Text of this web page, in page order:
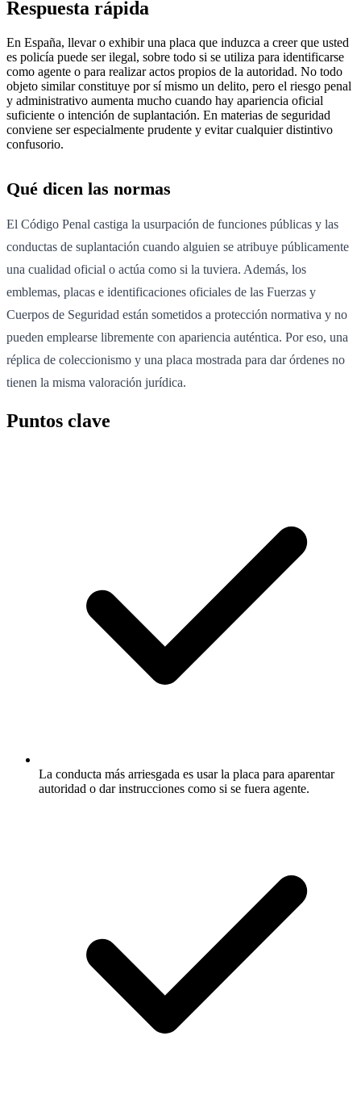
Respuesta rápida
En España, llevar o exhibir una placa que induzca a creer que usted
es policía puede ser ilegal, sobre todo si se utiliza para identificarse
como agente o para realizar actos propios de la autoridad. No todo
objeto similar constituye por sí mismo un delito, pero el riesgo penal
y administrativo aumenta mucho cuando hay apariencia oficial
suficiente o intención de suplantación. En materias de seguridad
conviene ser especialmente prudente y evitar cualquier distintivo
confusorio.
Qué dicen las normas
El Código Penal castiga la usurpación de funciones públicas y las
conductas de suplantación cuando alguien se atribuye públicamente
una cualidad oficial o actúa como si la tuviera. Además, los
emblemas, placas e identificaciones oficiales de las Fuerzas y
Cuerpos de Seguridad están sometidos a protección normativa y no
pueden emplearse libremente con apariencia auténtica. Por eso, una
réplica de coleccionismo y una placa mostrada para dar órdenes no
tienen la misma valoración jurídica.
Puntos clave
La conducta más arriesgada es usar la placa para aparentar
autoridad o dar instrucciones como si se fuera agente.